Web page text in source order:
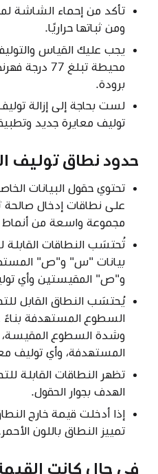
ومن ثباتها حراريًا.
يجب عليك القياس
برودة.
لست بحاجة إلى إزالة
توليف معايرة جديد
حدود نطاق توليف
تحتوي حقول البيانات
على نطاقات إدخال
مجموعة واسعة من أنماط
تُحتسَب النطاقات القابلة
بيانات "س" و"ص"
و"ص" المقيستين وأي
يُحتسَب النطاق القابل
السطوع المستهدفة
وشدة السطوع
المستهدفة، وأي توليف
تظهر النطاقات القابلة
الهدف بجوار الحقول.
إذا أدخلت قيمة خارج
تمييز النطاق باللون
في حال كانت